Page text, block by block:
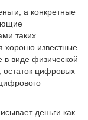
а конкретные
таких
хорошо известные
в виде физической
остаток цифровых
деньги как